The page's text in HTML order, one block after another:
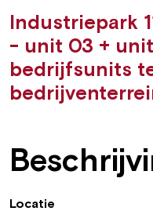
Industriepark
- unit 03 +
bedrijfsunits
Locatie